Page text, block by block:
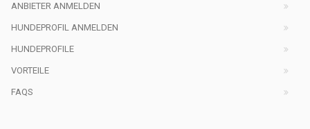
ANBIETER ANMELDEN
HUNDEPROFIL ANMELDEN
HUNDEPROFILE
VORTEILE
FAQS